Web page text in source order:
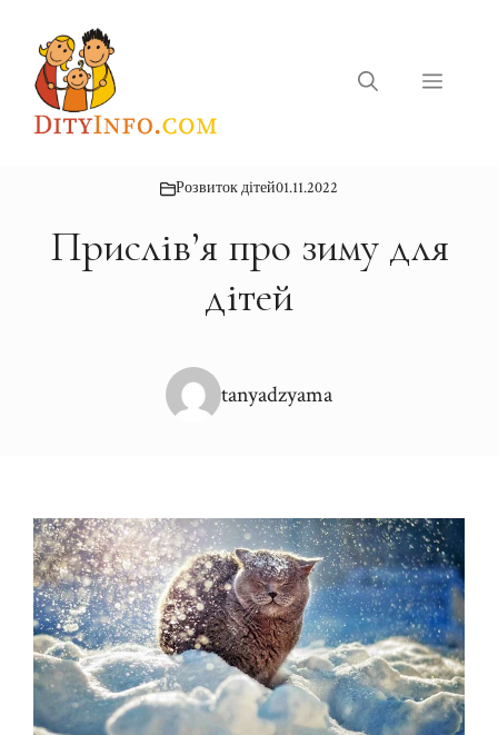
вмісту
Меню
Розвиток дітей01.11.2022
Прислів’я про зиму для
дітей
tanyadzyama